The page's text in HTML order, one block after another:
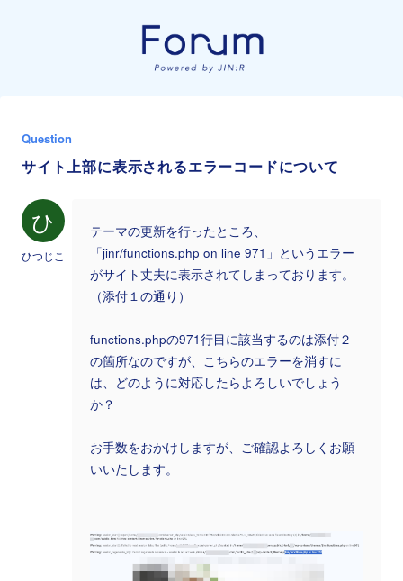
Question
サイト上部に表示されるエラーコードについて
ひ
ひつじこ
テーマの更新を行ったところ、
「jinr/functions.php on line 971」というエラー
がサイト丈夫に表示されてしまっております。
（添付１の通り）
functions.phpの971行目に該当するのは添付２
の箇所なのですが、こちらのエラーを消すに
は、どのように対応したらよろしいでしょう
か？
お手数をおかけしますが、ご確認よろしくお願
いいたします。